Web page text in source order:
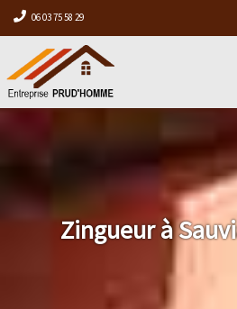
06 03 75 58 29
Zingueur à